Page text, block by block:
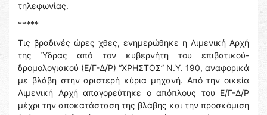
τηλεφωνίας.
*****
Τις βραδινές ώρες χθες, ενημερώθηκε η Λιμενική Αρχή
της Ύδρας από τον κυβερνήτη του επιβατικού-
δρομολογιακού (Ε/Γ-Δ/Ρ) “ΧΡΗΣΤΟΣ” Ν.Υ. 190, αναφορικά
με βλάβη στην αριστερή κύρια μηχανή. Από την οικεία
Λιμενική Αρχή απαγορεύτηκε ο απόπλους του Ε/Γ-Δ/Ρ
μέχρι την αποκατάσταση της βλάβης και την προσκόμιση